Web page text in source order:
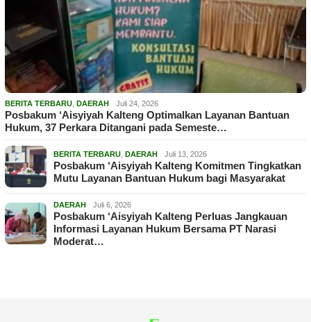
BERITA TERBARU DAERAH Juli 24, 2026
Posbakum ‘Aisyiyah Kalteng Optimalkan Layanan Bantuan
Hukum, 37 Perkara Ditangani pada Semeste…
BERITA TERBARU DAERAH Juli 13, 2026
Posbakum ‘Aisyiyah Kalteng Komitmen Tingkatkan
Mutu Layanan Bantuan Hukum bagi Masyarakat
DAERAH Juli 6, 2026
Posbakum ‘Aisyiyah Kalteng Perluas Jangkauan
Informasi Layanan Hukum Bersama PT Narasi
Moderat…